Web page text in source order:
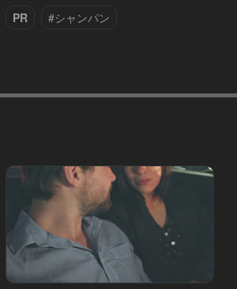
PR #シャンパン